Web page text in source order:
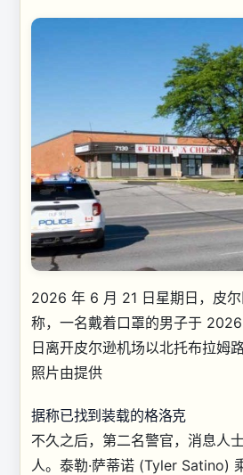
2026 年 6 月 21 日星期日，皮
称，一名戴着口罩的男子于
日离开皮尔逊机场以北托布拉姆
照片由提供
据称已找到装载的格洛克
不久之后，第二名警官，消息人
人。泰勒·萨蒂诺 (Tyler Satino)